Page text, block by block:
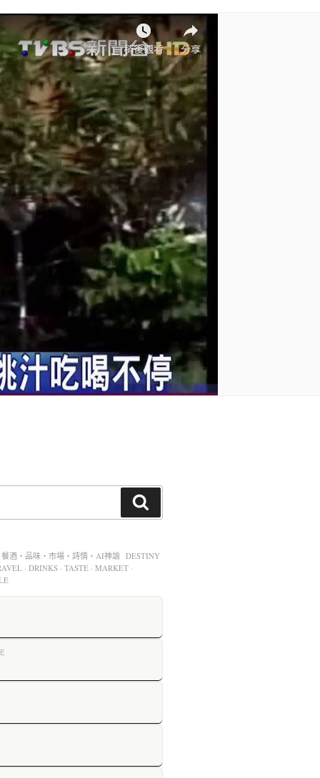
酒・品味・市場・詩情・AI神諭 DESTINY
· DRINKS · TASTE · MARKET ·